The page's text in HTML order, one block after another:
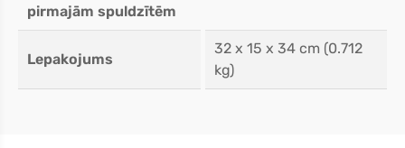
pirmajām spuldzītēm
Lepakojums
32 x 15 x 34 cm (0.712
kg)